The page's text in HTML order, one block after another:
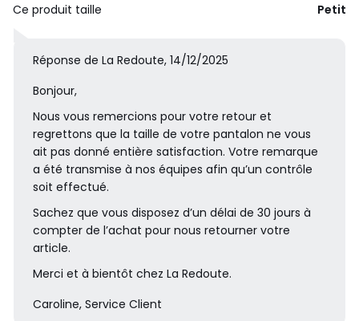
Ce produit taille Petit
Réponse de La Redoute, 14/12/2025
Bonjour,
Nous vous remercions pour votre retour et
regrettons que la taille de votre pantalon ne vous
ait pas donné entière satisfaction. Votre remarque
a été transmise à nos équipes afin qu’un contrôle
soit effectué.
Sachez que vous disposez d’un délai de 30 jours à
compter de l’achat pour nous retourner votre
article.
Merci et à bientôt chez La Redoute.
Caroline, Service Client